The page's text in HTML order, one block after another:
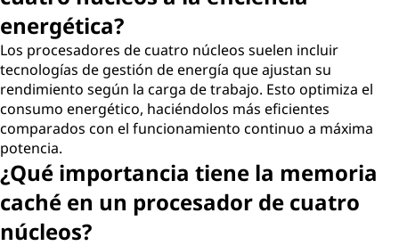
energética?
Los procesadores de cuatro núcleos suelen incluir
tecnologías de gestión de energía que ajustan su
rendimiento según la carga de trabajo. Esto optimiza el
consumo energético, haciéndolos más eficientes
comparados con el funcionamiento continuo a máxima
potencia.
¿Qué importancia tiene la memoria
caché en un procesador de cuatro
núcleos?